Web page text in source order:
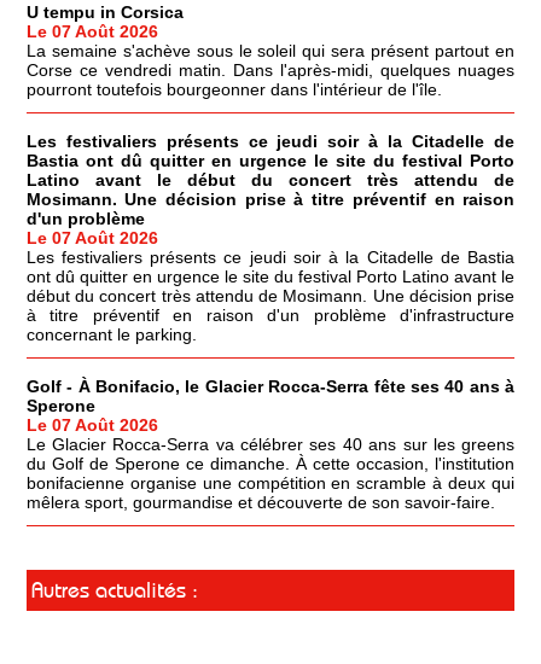
U tempu in Corsica
Le 07 Août 2026
La semaine s'achève sous le soleil qui sera présent partout en
Corse ce vendredi matin. Dans l'après-midi, quelques nuages
pourront toutefois bourgeonner dans l'intérieur de l'île.
Les festivaliers présents ce jeudi soir à la Citadelle de
Bastia ont dû quitter en urgence le site du festival Porto
Latino avant le début du concert très attendu de
Mosimann. Une décision prise à titre préventif en raison
d'un problème
Le 07 Août 2026
Les festivaliers présents ce jeudi soir à la Citadelle de Bastia
ont dû quitter en urgence le site du festival Porto Latino avant le
début du concert très attendu de Mosimann. Une décision prise
à titre préventif en raison d'un problème d'infrastructure
concernant le parking.
Golf - À Bonifacio, le Glacier Rocca-Serra fête ses 40 ans à
Sperone
Le 07 Août 2026
Le Glacier Rocca-Serra va célébrer ses 40 ans sur les greens
du Golf de Sperone ce dimanche. À cette occasion, l'institution
bonifacienne organise une compétition en scramble à deux qui
mêlera sport, gourmandise et découverte de son savoir-faire.
Autres actualités :